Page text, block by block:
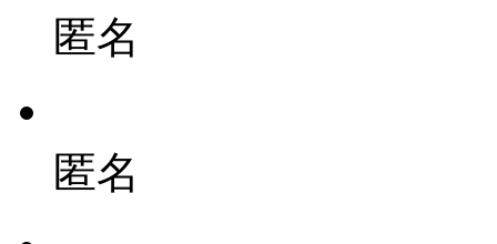
匿名
匿名